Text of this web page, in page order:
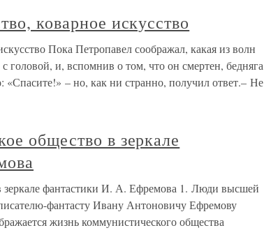
коварное искусство
Пока Петропавел соображал, какая из волн
головой, и, вспомнив о том, что он смертен, бедняга
«Спасите!» – но, как ни странно, получил ответ.– Не
общество в зеркале
зеркале фантастики И. А. Ефремова 1. Люди высшей
фантасту Ивану Антоновичу Ефремову
жизнь коммунистического общества